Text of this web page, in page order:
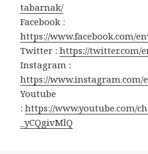
tabarnak/
Facebook :
https://www.facebook.com/
Twitter :https://twitter.com/
Instagram :
https://www.instagram.com/
Youtube
:https://www.youtube.com/
_yCQgivMlQ